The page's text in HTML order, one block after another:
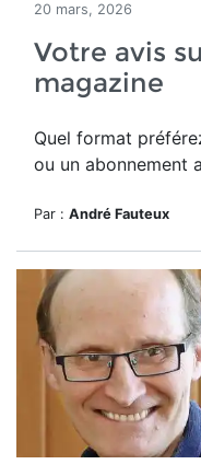
20 mars, 2026
Votre avis
magazine
Quel format
ou un abonnement
Par : André Fauteux